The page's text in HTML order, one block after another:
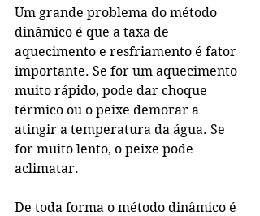
Um grande problema do método
dinâmico é que a taxa de
aquecimento e resfriamento é fator
importante. Se for um aquecimento
muito rápido, pode dar choque
térmico ou o peixe demorar a
atingir a temperatura da água. Se
for muito lento, o peixe pode
aclimatar.
De toda forma o método dinâmico é